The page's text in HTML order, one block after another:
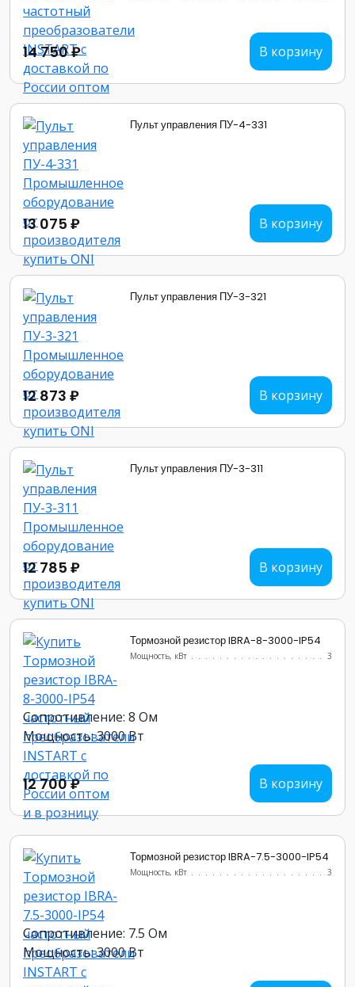
14 750 ₽ В корзину
Пульт управления ПУ-4-331
13 075 ₽ В корзину
Пульт управления ПУ-3-321
12 873 ₽ В корзину
Пульт управления ПУ-3-311
12 785 ₽ В корзину
Тормозной резистор IBRA-8-3000-IP54
Мощность, кВт 3
Сопротивление: 8 Ом
Мощность: 3000 Вт
12 700 ₽ В корзину
Тормозной резистор IBRA-7.5-3000-IP54
Мощность, кВт 3
Сопротивление: 7.5 Ом
Мощность: 3000 Вт